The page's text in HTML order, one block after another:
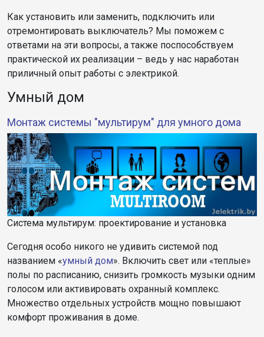
Как установить или заменить, подключить или
отремонтировать выключатель? Мы поможем с
ответами на эти вопросы, а также поспособствуем
практической их реализации – ведь у нас наработан
приличный опыт работы с электрикой.
Умный дом
Монтаж системы "мультирум" для умного дома
Система мультирум: проектирование и установка
Сегодня особо никого не удивить системой под
названием «умный дом». Включить свет или «теплые»
полы по расписанию, снизить громкость музыки одним
голосом или активировать охранный комплекс.
Множество отдельных устройств мощно повышают
комфорт проживания в доме.